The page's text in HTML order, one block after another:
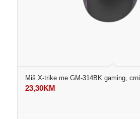
Miš X-trike me GM-314BK gaming, crni
23,30KM